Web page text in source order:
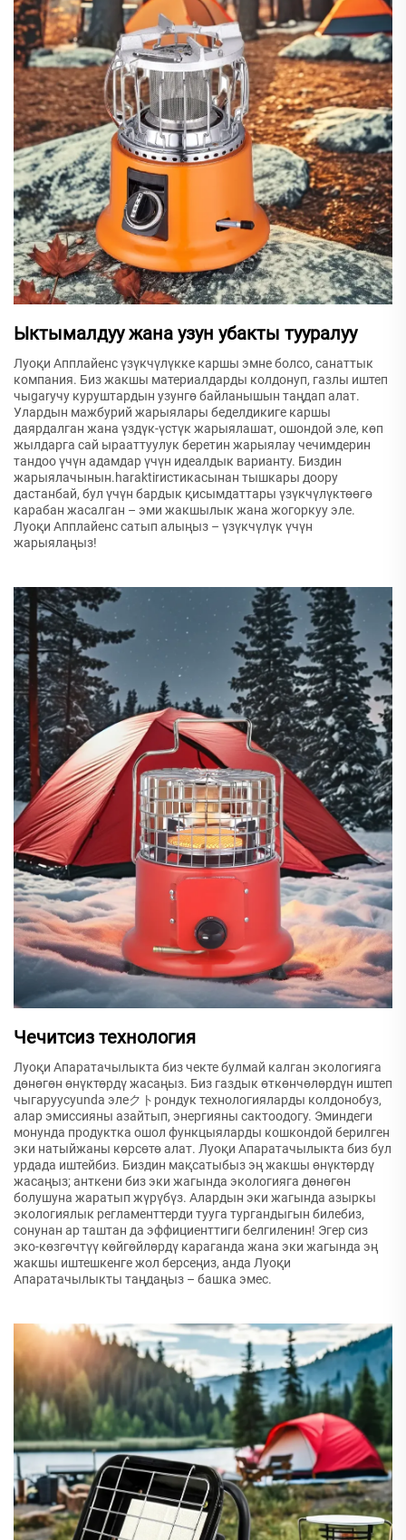
Ыктымалдуу жана узун убакты тууралуу
Луоқи Апплайенс үзүкчүлүкке каршы эмне болсо, санаттык
компания. Биз жакшы материалдарды колдонуп, газлы иштеп
чыgarучу куруштардын узунгө байланышын таңдап алат.
Улардын мажбурий жарыялары беделдикиге каршы
даярдалган жана үздүк-үстүк жарыялашат, ошондой эле, көп
жылдарга сай ырааттуулук беретин жарыялау чечимдерин
тандоо үчүн адамдар үчүн идеалдык варианту. Биздин
жарыялачынын.haraktirистикасынан тышкары доору
дастанбай, бул үчүн бардык қисымдаттары үзүкчүлүктөөгө
карабан жасалган – эми жакшылык жана жогоркуу эле.
Луоқи Апплайенс сатып алыңыз – үзүкчүлүк үчүн
жарыялаңыз!
Чечитсиз технология
Луоқи Апаратачылыкта биз чекте булмай калган экологияга
дөнөгөн өнүктөрдү жасаңыз. Биз газдык өткөнчөлөрдүн иштеп
чыгаруусуunda элеクトрондук технологияларды колдонобуз,
алар эмиссияны азайтып, энергияны сактоодогу. Эминдеги
монунда продуктка ошол функцыяларды кошкондой берилген
эки натыйжаны көрсөтө алат. Луоқи Апаратачылыкта биз бул
урдада иштейбиз. Биздин мақсатыбыз эң жакшы өнүктөрдү
жасаңыз; анткени биз эки жагында экологияга дөнөгөн
болушуна жаратып жүрүбүз. Алардын эки жагында азыркы
экологиялык регламенттерди тууга тургандыгын билебиз,
сонунан ар таштан да эффициенттиги белгиленин! Эгер сиз
эко-көзгөчтүү көйгөйлөрдү караганда жана эки жагында эң
жакшы иштешкенге жол берсеңиз, анда Луоқи
Апаратачылыкты таңдаңыз – башка эмес.